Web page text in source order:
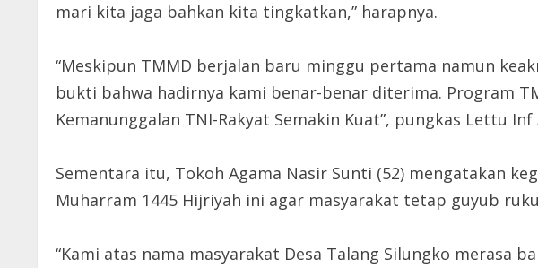
mari kita jaga bahkan kita tingkatkan,” harapnya.
“Meskipun TMMD berjalan baru minggu pertama namun
bukti bahwa hadirnya kami benar-benar diterima. Program
Kemanunggalan TNI-Rakyat Semakin Kuat”, pungkas Lettu Inf
Sementara itu, Tokoh Agama Nasir Sunti (52) mengatakan
Muharram 1445 Hijriyah ini agar masyarakat tetap guyub
“Kami atas nama masyarakat Desa Talang Silungko merasa